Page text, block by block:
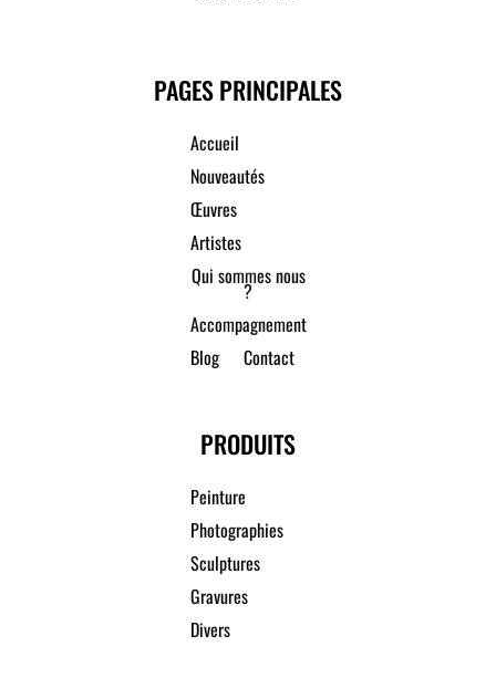
PAGES PRINCIPALES
Accueil
Nouveautés
Œuvres
Artistes
Qui sommes nous
?
Accompagnement
Blog
Contact
PRODUITS
Peinture
Photographies
Sculptures
Gravures
Divers